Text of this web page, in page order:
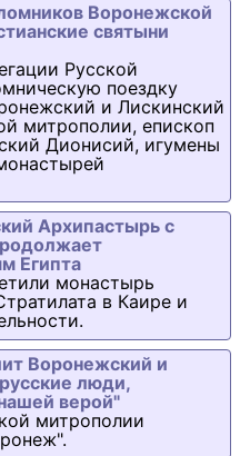
Воронежской
святыни
Русской
поездку
и Лискинский
митрополии, епископ
Дионисий, игумены
Архипастырь с
Египта
монастырь
в Каире и
Воронежский и
люди,
верой"
митрополии